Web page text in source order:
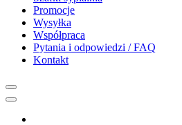
Promocje
Wysyłka
Współpraca
Pytania i odpowiedzi / FAQ
Kontakt